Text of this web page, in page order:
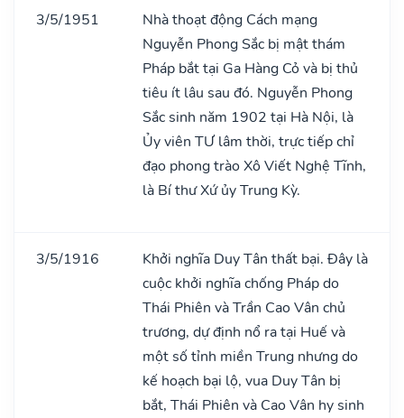
3/5/1951
Nhà thoạt động Cách mạng
Nguyễn Phong Sắc bị mật thám
Pháp bắt tại Ga Hàng Cỏ và bị thủ
tiêu ít lâu sau đó. Nguyễn Phong
Sắc sinh năm 1902 tại Hà Nội, là
Ủy viên TƯ lâm thời, trực tiếp chỉ
đạo phong trào Xô Viết Nghệ Tĩnh,
là Bí thư Xứ ủy Trung Kỳ.
3/5/1916
Khởi nghĩa Duy Tân thất bại. Đây là
cuộc khởi nghĩa chống Pháp do
Thái Phiên và Trần Cao Vân chủ
trương, dự định nổ ra tại Huế và
một số tỉnh miền Trung nhưng do
kế hoạch bại lộ, vua Duy Tân bị
bắt, Thái Phiên và Cao Vân hy sinh